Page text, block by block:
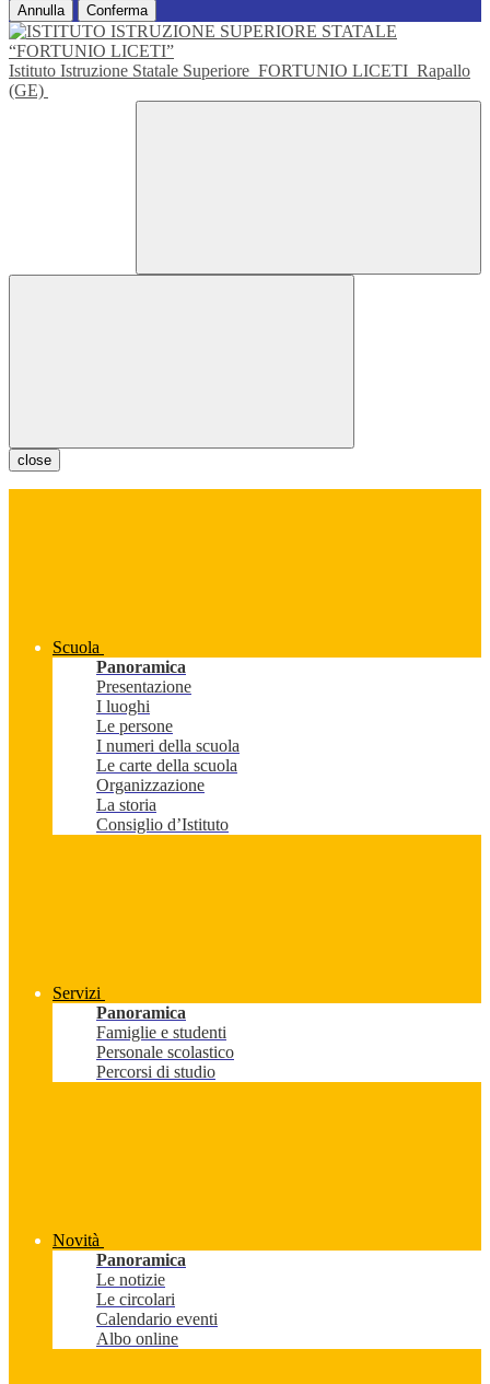
Annulla Conferma
Istituto Istruzione Statale Superiore FORTUNIO LICETI Rapallo
(GE)
close
Scuola
Panoramica
Presentazione
I luoghi
Le persone
I numeri della scuola
Le carte della scuola
Organizzazione
La storia
Consiglio d’Istituto
Servizi
Panoramica
Famiglie e studenti
Personale scolastico
Percorsi di studio
Novità
Panoramica
Le notizie
Le circolari
Calendario eventi
Albo online